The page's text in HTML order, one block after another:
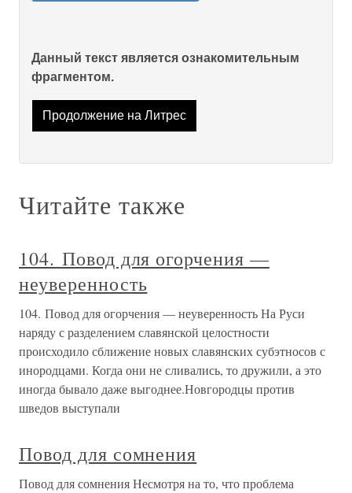
Данный текст является ознакомительным
фрагментом.
Продолжение на Литрес
Читайте также
104. Повод для огорчения —
неуверенность
104. Повод для огорчения — неуверенность На Руси
наряду с разделением славянской целостности
происходило сближение новых славянских субэтносов с
инородцами. Когда они не сливались, то дружили, а это
иногда бывало даже выгоднее.Новгородцы против
шведов выступали
Повод для сомнения
Повод для сомнения Несмотря на то, что проблема